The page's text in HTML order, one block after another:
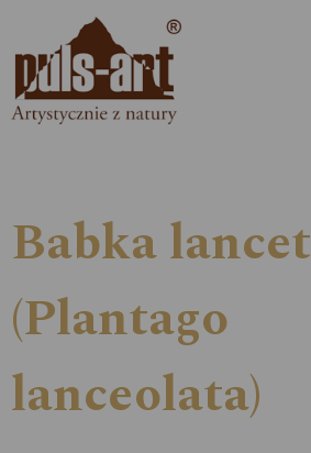
Babka
(Plantago
lanceolata)